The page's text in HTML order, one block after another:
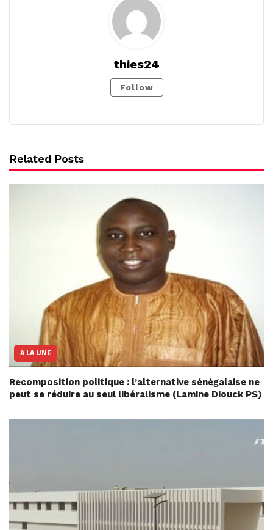
thies24
Follow
Related Posts
A LA UNE
Recomposition politique : l’alternative sénégalaise ne
peut se réduire au seul libéralisme (Lamine Diouck PS)